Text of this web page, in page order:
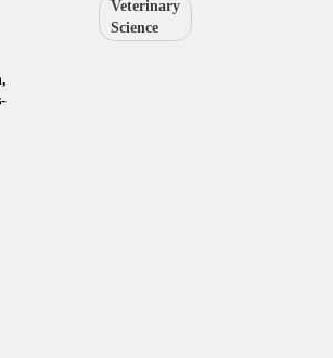
,
Veterinary
Science